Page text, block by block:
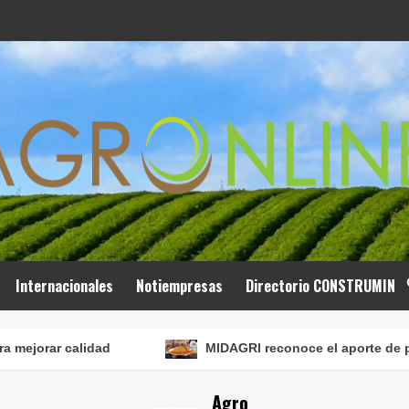
Internacionales Notiempresas Directorio CONSTRUMIN
MIDAGRI reconoce el aporte de productores
Agro